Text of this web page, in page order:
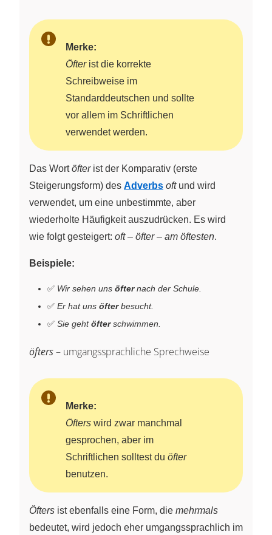
Merke:
Öfterist die korrekte
Schreibweise im
Standarddeutschen und sollte
vor allem im Schriftlichen
verwendet werden.
Das Wortöfterist der Komparativ (erste
Steigerungsform) des Adverbs oftund wird
verwendet, um eine unbestimmte, aber
wiederholte Häufigkeit auszudrücken. Es wird
wie folgt gesteigert: oft– öfter– am öftesten.
Beispiele:
✅ Wir sehen uns öfternach der Schule.
✅ Er hat uns öfterbesucht.
✅ Sie gehtöfterschwimmen.
öfters– umgangssprachliche Sprechweise
Merke:
Öfters wird zwar manchmal
gesprochen, aber im
Schriftlichen solltest du öfter
benutzen.
Öfters ist ebenfalls eine Form, die mehrmals
bedeutet, wird jedoch eher umgangssprachlich im